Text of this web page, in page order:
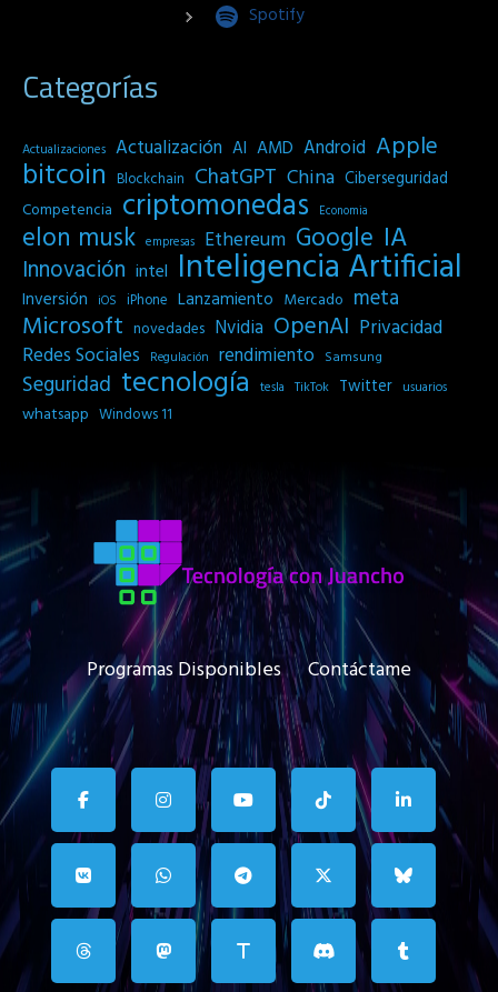
Spotify
Categorías
Actualizaciones Actualización AI AMD Android Apple
bitcoin Blockchain ChatGPT China Ciberseguridad
Competencia criptomonedas Economia
elon musk empresas Ethereum Google IA
Innovación intel Inteligencia Artificial
Inversión iOS iPhone Lanzamiento Mercado meta
Microsoft novedades Nvidia OpenAI Privacidad
Redes Sociales
Regulación rendimiento Samsung
Seguridad tecnología tesla TikTok Twitter usuarios
whatsapp Windows 11
Programas Disponibles Contáctame